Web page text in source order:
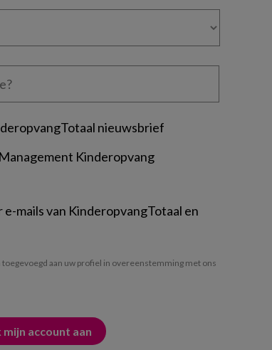
nieuwsbrief
Kinderopvang
mails van KinderopvangTotaal en
aan uw profiel in overeenstemming met ons